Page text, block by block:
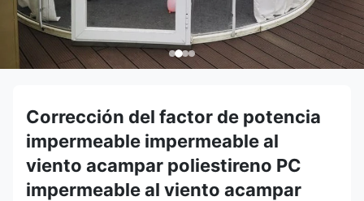
Corrección del factor de potencia
impermeable impermeable al
viento acampar poliestireno PC
impermeable al viento acampar